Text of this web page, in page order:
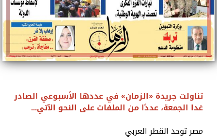
تناولت جريدة «الزمان» في عددها الأسبوعي الصادر
غدا الجمعة، عددًا من الملفات على النحو الآتي...
مصر توحد القطر العربي